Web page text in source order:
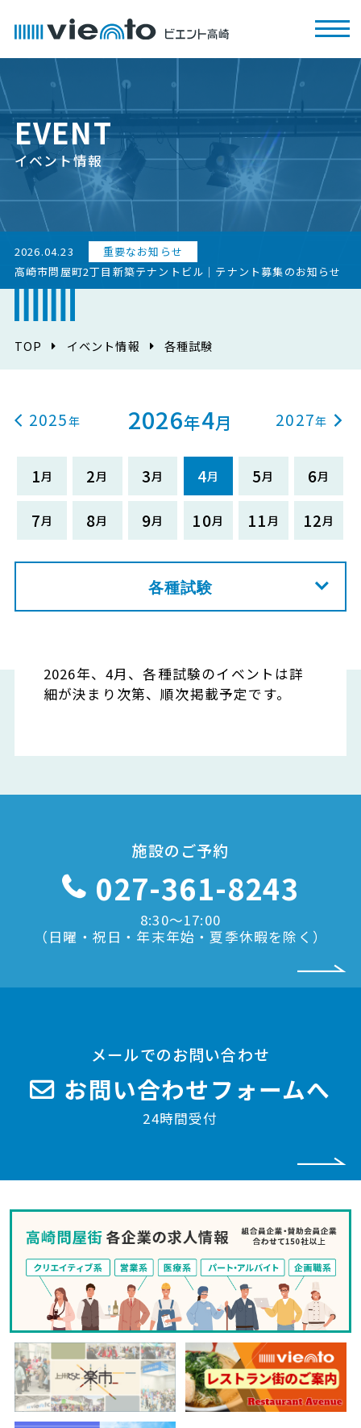
EVENT
イベント情報
2026.04.23
重要なお知らせ
高崎市問屋町2丁目新築テナントビル｜テナント募集のお知らせ
TOP イベント情報 各種試験
2025 2026年4月
1 2 3 4 5
6
7
8 9 10 11 12
2027
各種試験
2026年、4月、各種試験のイベントは詳
細が決まり次第、順次掲載予定です。
施設のご予約
027-361-8243
8:30〜17:00
（日曜・祝日・年末年始・夏季休暇を除く）
メールでのお問い合わせ
お問い合わせフォームへ
24時間受付